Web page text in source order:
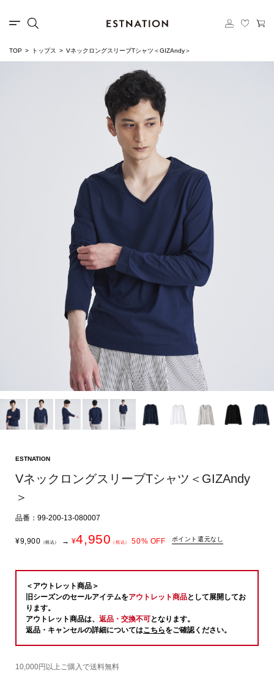
TOP トップス VネックロングスリーブTシャツ＜GIZAndy＞
ESTNATION
VネックロングスリーブTシャツ＜GIZAndy
＞
品番：99-200-13-080007
¥9,900 （税込） → ¥4,950 （税込） 50% OFF ポイント還元なし
＜アウトレット商品＞
旧シーズンのセールアイテムをアウトレット商品として展開してお
ります。
アウトレット商品は、 返品・交換不可となります。
返品・キャンセルの詳細についてはこちらをご確認ください。
10,000円以上ご購入で送料無料